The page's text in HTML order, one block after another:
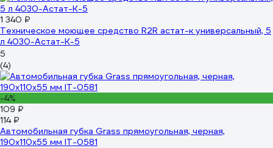
1 340 ₽
Техническое моющее средство R2R астат-к универсальный, 5
л 4030-Астат-К-5
5
(4)
-4%
109 ₽
114 ₽
Автомобильная губка Grass прямоугольная, черная,
190x110x55 мм IT-0581